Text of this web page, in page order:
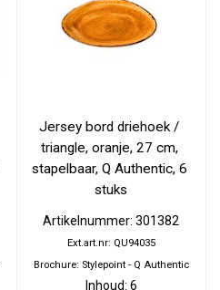
Jersey bord driehoek /
triangle, oranje, 27 cm,
stapelbaar, Q Authentic, 6
stuks
Artikelnummer: 301382
Ext.art.nr: QU94035
Brochure: Stylepoint - Q Authentic
Inhoud: 6